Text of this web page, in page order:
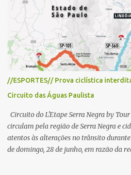
i
o
s
//ESPORTES// Prova ciclística
Circuito das Águas Paulista
Circuito do L'Etape Serra Negra by
circulam pela região de Serra Negra e
atentos às alterações no trânsito
de domingo, 28 de junho, em razão da